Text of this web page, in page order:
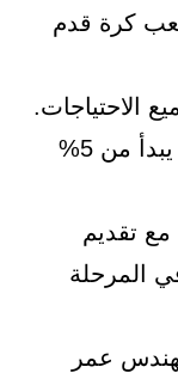
كرة قدم
الاحتياجات.
● نظام دفع مرن وميسر مع مقدم يبدأ من 5%
3 سنوات، مع تقديم
المرحلة
عمر